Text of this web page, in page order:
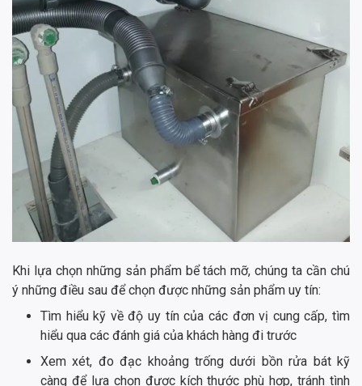
Khi lựa chọn những sản phẩm bể tách mỡ, chúng ta cần chú
ý những điều sau để chọn được những sản phẩm uy tín:
Tìm hiểu kỹ về độ uy tín của các đơn vị cung cấp, tìm
hiểu qua các đánh giá của khách hàng đi trước
Xem xét, đo đạc khoảng trống dưới bồn rửa bát kỹ
càng để lựa chọn được kích thước phù hợp, tránh tình